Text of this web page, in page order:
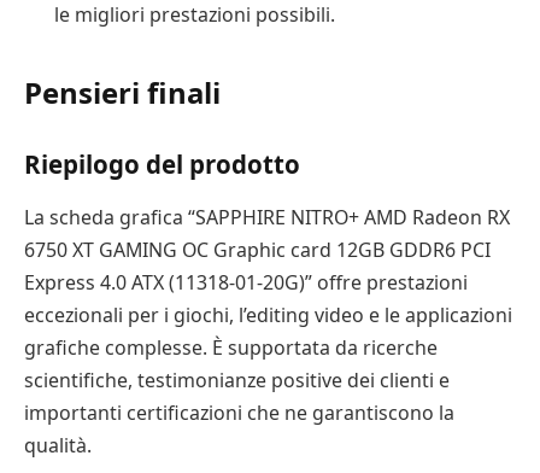
le migliori prestazioni possibili.
Pensieri finali
Riepilogo del prodotto
La scheda grafica “SAPPHIRE NITRO+ AMD Radeon RX
6750 XT GAMING OC Graphic card 12GB GDDR6 PCI
Express 4.0 ATX (11318-01-20G)” offre prestazioni
eccezionali per i giochi, l’editing video e le applicazioni
grafiche complesse. È supportata da ricerche
scientifiche, testimonianze positive dei clienti e
importanti certificazioni che ne garantiscono la
qualità.